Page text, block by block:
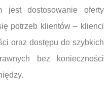
jest dostosowanie oferty
potrzeb klientów – klienci
oraz dostępu do szybkich
bez konieczności